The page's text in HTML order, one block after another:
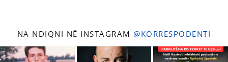
NA NDIQNI NË INSTAGRAM @KORRESPODENTI